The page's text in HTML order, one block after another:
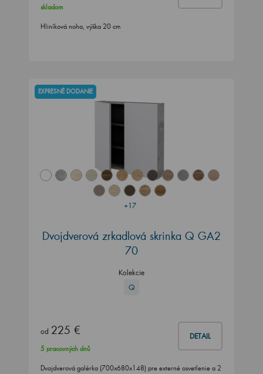
skladom
Hliníková noha, výška 20 cm
+17
EXPRESNÉ DODANIE
Dvojdverová zrkadlová skrinka Q GA2
70
Kolekcie
Q
od 225 € DETAIL
5 pracovných dnů
Dvojdverová galérka (700x680x148) pre externé osvetlenie a 2